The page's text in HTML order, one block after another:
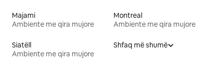
Majami
Ambiente me qira mujore
Montreal
Ambiente me qira mujore
Siatëll
Ambiente me qira mujore
Shfaq më shumë